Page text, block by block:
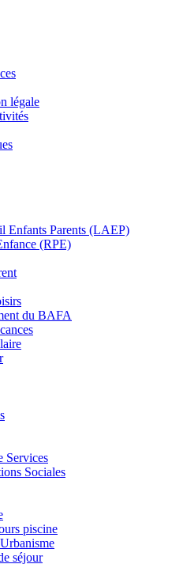
légale
Enfants Parents (LAEP)
(RPE)
du BAFA
Services
Sociales
piscine
séjour